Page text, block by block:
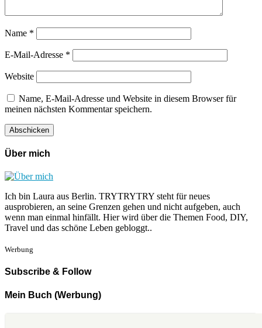
Name *
E-Mail-Adresse *
Website
Name, E-Mail-Adresse und Website in diesem Browser für
meinen nächsten Kommentar speichern.
Über mich
Ich bin Laura aus Berlin. TRYTRYTRY steht für neues
ausprobieren, an seine Grenzen gehen und nicht aufgeben, auch
wenn man einmal hinfällt. Hier wird über die Themen Food, DIY,
Travel und das schöne Leben gebloggt..
Werbung
Subscribe & Follow
Mein Buch (Werbung)